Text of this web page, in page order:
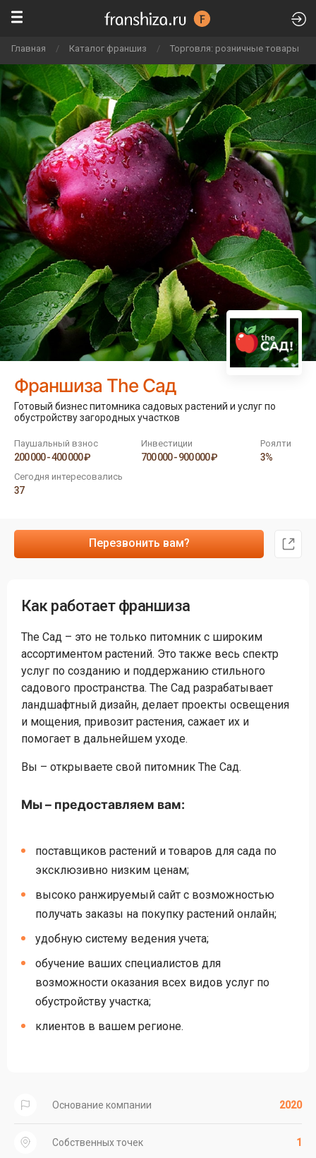
Главная / Каталог франшиз / Торговля: розничные товары
Франшиза The Сад
Готовый бизнес питомника садовых растений и услуг по
обустройству загородных участков
Паушальный взнос
200 000 - 400 000 ₽
Инвестиции
700 000 - 900 000 ₽
Роялти
3%
Сегодня интересовались
37
Перезвонить вам?
Как работает франшиза
The Сад – это не только питомник с широким
ассортиментом растений. Это также весь спектр
услуг по созданию и поддержанию стильного
садового пространства. The Сад разрабатывает
ландшафтный дизайн, делает проекты освещения
и мощения, привозит растения, сажает их и
помогает в дальнейшем уходе.
Вы – открываете свой питомник The Сад.
Мы – предоставляем вам:
поставщиков растений и товаров для сада по
эксклюзивно низким ценам;
высоко ранжируемый сайт с возможностью
получать заказы на покупку растений онлайн;
удобную систему ведения учета;
обучение ваших специалистов для
возможности оказания всех видов услуг по
обустройству участка;
клиентов в вашем регионе.
Основание компании 2020
Собственных точек 1